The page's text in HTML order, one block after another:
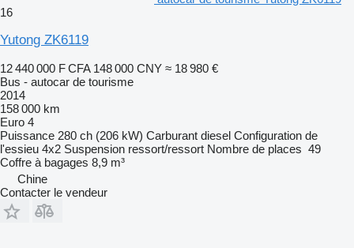
16
Yutong ZK6119
12 440 000 F CFA 148 000 CNY ≈ 18 980 €
Bus - autocar de tourisme
2014
158 000 km
Euro 4
Puissance 280 ch (206 kW) Carburant diesel Configuration de
l'essieu 4x2 Suspension ressort/ressort Nombre de places 49
Coffre à bagages 8,9 m³
Chine
Contacter le vendeur